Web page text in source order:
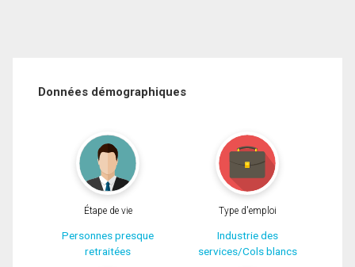
Données démographiques
Étape de vie
Personnes presque
retraitées
Type d'emploi
Industrie des
services/Cols blancs